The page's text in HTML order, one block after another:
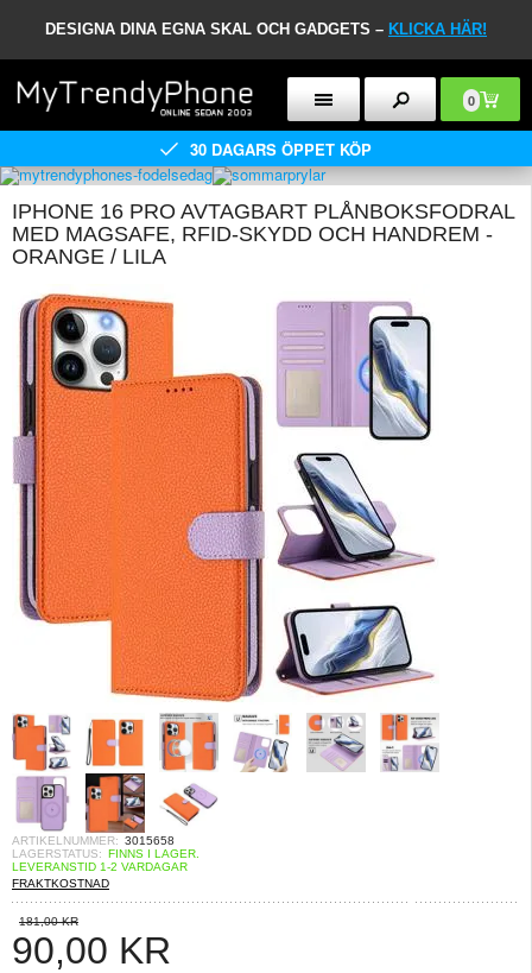
DESIGNA DINA EGNA SKAL OCH GADGETS – KLICKA HÄR!
0
30 DAGARS ÖPPET KÖP
IPHONE 16 PRO AVTAGBART PLÅNBOKSFODRAL
MED MAGSAFE, RFID-SKYDD OCH HANDREM -
ORANGE / LILA
ARTIKELNUMMER: 3015658
LAGERSTATUS: FINNS I LAGER.
LEVERANSTID 1-2 VARDAGAR
FRAKTKOSTNAD
181,00 KR
90,00 KR